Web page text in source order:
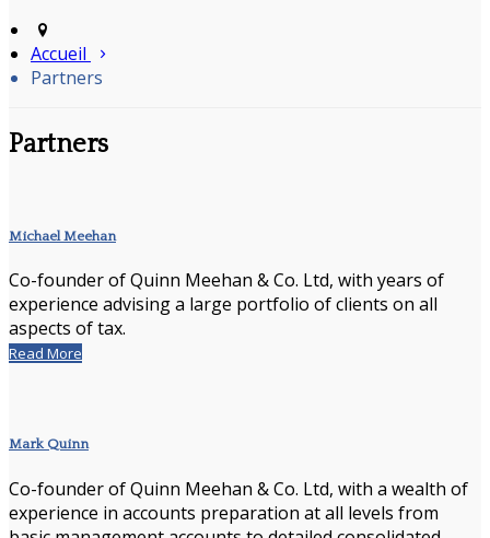
Accueil
Partners
Partners
Michael Meehan
Co-founder of Quinn Meehan & Co. Ltd, with years of
experience advising a large portfolio of clients on all
aspects of tax.
Read More
Mark Quinn
Co-founder of Quinn Meehan & Co. Ltd, with a wealth of
experience in accounts preparation at all levels from